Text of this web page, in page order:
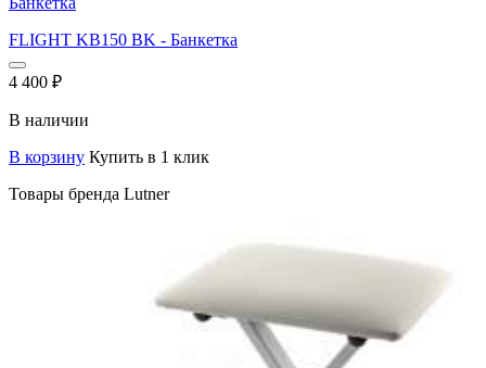
FLIGHT KB150 BK - Банкетка
4 400 ₽
В наличии
В корзину Купить в 1 клик
Товары бренда Lutner